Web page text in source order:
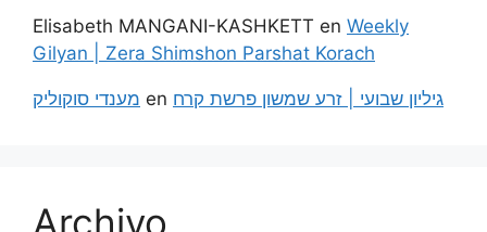
Elisabeth MANGANI-KASHKETT en Weekly
Gilyan | Zera Shimshon Parshat Korach
מענדי סוקוליק en גיליון שבועי | זרע שמשון פרשת קרח
Archivo